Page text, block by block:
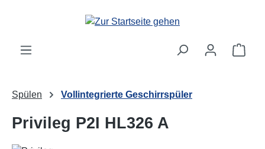
Zum Hauptinhalt springen
Spülen Vollintegrierte Geschirrspüler
Privileg P2I HL326 A